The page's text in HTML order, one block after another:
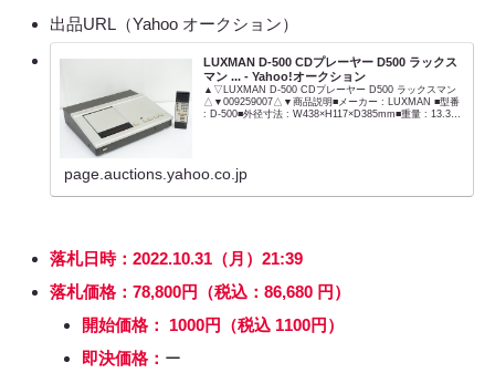
出品URL（Yahoo オークション）
LUXMAN D-500 CDプレーヤー D500 ラックス
マン ... - Yahoo!オークション
▲▽LUXMAN D-500 CDプレーヤー D500 ラックスマン
△▼009259007△▼商品説明■メーカー : LUXMAN ■型番
: D-500■外径寸法 : W438×H117×D385mm■重量 : 13.3kg
page.auctions.yahoo.co.jp
落札日時：2022.10.31（月）21:39
落札価格： 78,800円
（税込：86,680 円）
開始価格： 1000円（税込 1100円）
即決価格： ー